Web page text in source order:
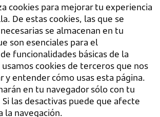
cookies para mejorar tu experiencia
De estas cookies, las que se
se almacenan en tu
son esenciales para el
funcionalidades básicas de la
cookies de terceros que nos
y entender cómo usas esta página.
en tu navegador sólo con tu
las desactivas puede que afecte
la navegación.